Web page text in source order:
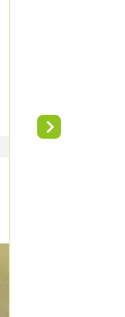
三重県は伊勢市と松